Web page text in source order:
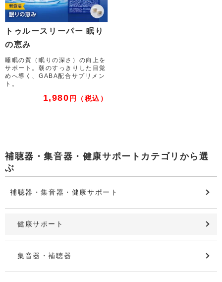
補聴器・集音器・健康サポートカテゴリから選
ぶ
補聴器・集音器・健康サポート
健康サポート
集音器・補聴器
トゥルースリーパー 眠り
の恵み
睡眠の質（眠りの深さ）の向上を
サポート。朝のすっきりした目覚
めへ導く、GABA配合サプリメン
ト。
1,980 円 （税込）